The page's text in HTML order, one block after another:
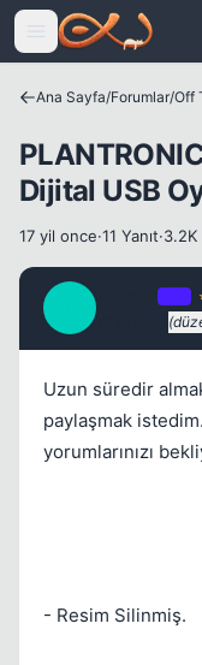
Icerige atla
Ana Sayfa/Forumlar/Off
Dijital USB
17 yil once·11 Yanıt·
Uzun süredir
paylaşmak
yorumlarınızı
- Resim Silinmiş.